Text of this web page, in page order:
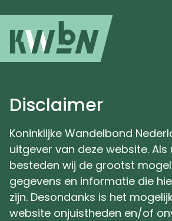
Disclaimer
Koninklijke Wandelbond
uitgever van deze website. Als
besteden wij de grootst
gegevens en informatie die
zijn. Desondanks is het
website onjuistheden en/of